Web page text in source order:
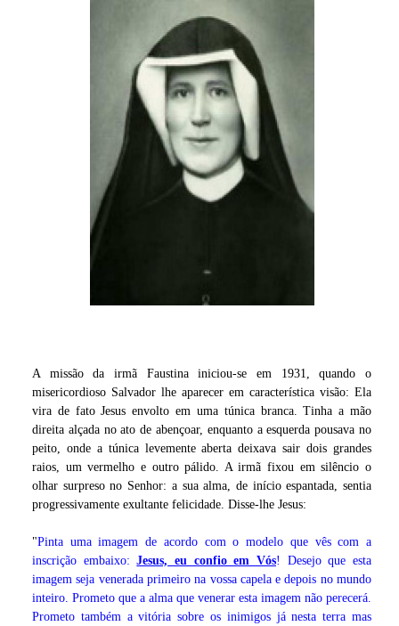
A missão da irmã Faustina iniciou-se em 1931, quando o
misericordioso Salvador lhe aparecer em característica visão: Ela
vira de fato Jesus envolto em uma túnica branca. Tinha a mão
direita alçada no ato de abençoar, enquanto a esquerda pousava no
peito, onde a túnica levemente aberta deixava sair dois grandes
raios, um vermelho e outro pálido. A irmã fixou em silêncio o
olhar surpreso no Senhor: a sua alma, de início espantada, sentia
progressivamente exultante felicidade. Disse-lhe Jesus:
"Pinta uma imagem de acordo com o modelo que vês com a
inscrição embaixo:Jesus, eu confio em Vós! Desejo que esta
imagem seja venerada primeiro na vossa capela e depois no mundo
inteiro. Prometo que a alma que venerar esta imagem não perecerá.
Prometo também a vitória sobre os inimigos já nesta terra mas